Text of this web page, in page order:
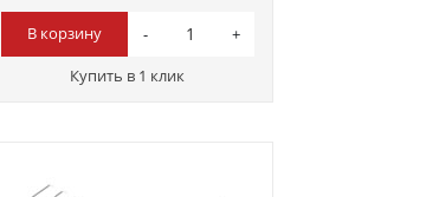
В корзину
Купить в 1 клик